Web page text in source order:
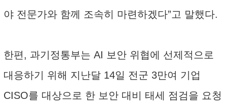
야 전문가와 함께 조속히 마련하겠다”고 말했다.
한편, 과기정통부는 AI 보안 위협에 선제적으로
대응하기 위해 지난달 14일 전군 3만여 기업
CISO를 대상으로 한 보안 대비 태세 점검을 요청